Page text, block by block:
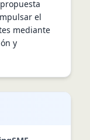
el
mediante
y